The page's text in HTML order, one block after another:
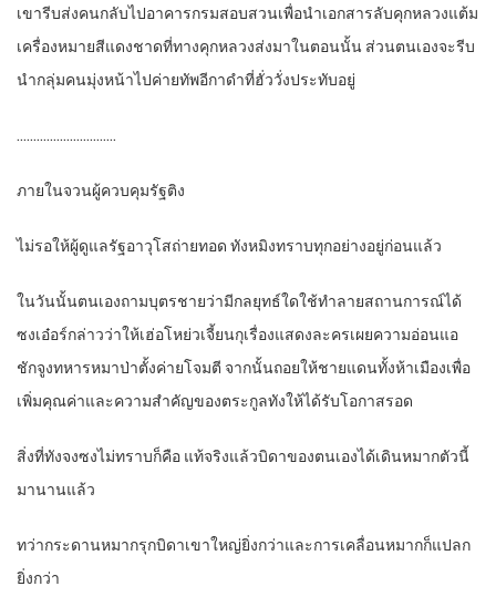
เขารีบส่งคนกลับไปอาคารกรมสอบสวนเพื่อนำเอกสารลับคุกหลวงแต้ม
เครื่องหมายสีแดงชาดที่ทางคุกหลวงส่งมาในตอนนั้น ส่วนตนเองจะรีบ
นำกลุ่มคนมุ่งหน้าไปค่ายทัพอีกาดำที่ฮั่ววั่งประทับอยู่
…………………………
ภายในจวนผู้ควบคุมรัฐติง
ไม่รอให้ผู้ดูแลรัฐอาวุโสถ่ายทอด ทังหมิงทราบทุกอย่างอยู่ก่อนแล้ว
ในวันนั้นตนเองถามบุตรชายว่ามีกลยุทธ์ใดใช้ทำลายสถานการณ์ได้
ซงเอ๋อร์กล่าวว่าให้เฮ่อโหย่วเจี้ยนกุเรื่องแสดงละครเผยความอ่อนแอ
ชักจูงทหารหมาป่าตั้งค่ายโจมตี จากนั้นถอยให้ชายแดนทั้งห้าเมืองเพื่อ
เพิ่มคุณค่าและความสำคัญของตระกูลทังให้ได้รับโอกาสรอด
สิ่งที่ทังจงซงไม่ทราบก็คือ แท้จริงแล้วบิดาของตนเองได้เดินหมากตัวนี้
มานานแล้ว
ทว่ากระดานหมากรุกบิดาเขาใหญ่ยิ่งกว่าและการเคลื่อนหมากก็แปลก
ยิ่งกว่า